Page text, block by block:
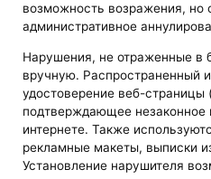
возможность возражения, но
административное
Нарушения, не отраженные в
вручную. Распространенный
удостоверение веб-страницы
подтверждающее незаконное
интернете. Также
рекламные макеты, выписки
Установление нарушителя